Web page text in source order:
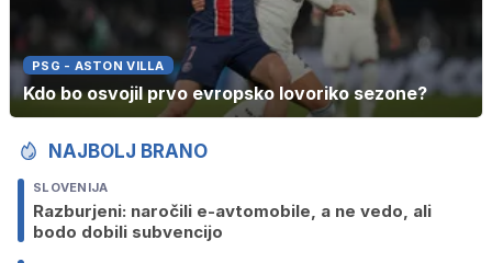
PSG - ASTON VILLA
Kdo bo osvojil prvo evropsko lovoriko sezone?
NAJBOLJ BRANO
SLOVENIJA
Razburjeni: naročili e-avtomobile, a ne vedo, ali
bodo dobili subvencijo